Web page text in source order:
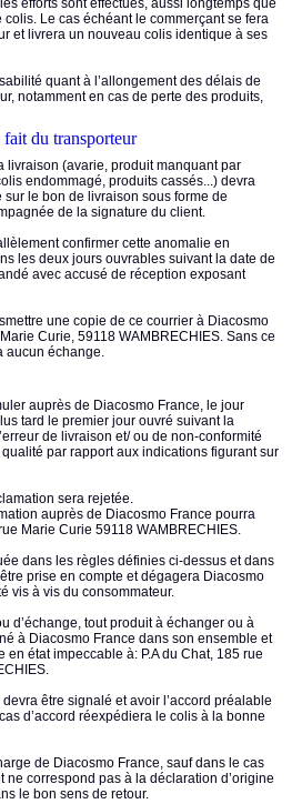
efforts sont effectués, aussi longtemps que
Le cas échéant le commerçant se fera
et livrera un nouveau colis identique à ses
quant à l’allongement des délais de
notamment en cas de perte des produits,
du transporteur
livraison (avarie, produit manquant par
endommagé, produits cassés...) devra
le bon de livraison sous forme de
de la signature du client.
confirmer cette anomalie en
les deux jours ouvrables suivant la date de
avec accusé de réception exposant
une copie de ce courrier à Diacosmo
Curie, 59118 WAMBRECHIES. Sans ce
aucun échange.
auprès de Diacosmo France, le jour
tard le premier jour ouvré suivant la
de livraison et/ ou de non-conformité
par rapport aux indications figurant sur
sera rejetée.
auprès de Diacosmo France pourra
Marie Curie 59118 WAMBRECHIES.
dans les règles définies ci-dessus et dans
prise en compte et dégagera Diacosmo
vis à vis du consommateur.
d’échange, tout produit à échanger ou à
à Diacosmo France dans son ensemble et
en état impeccable à: P.A du Chat, 185 rue
être signalé et avoir l’accord préalable
d’accord réexpédiera le colis à la bonne
de Diacosmo France, sauf dans le cas
ne correspond pas à la déclaration d’origine
le bon sens de retour.